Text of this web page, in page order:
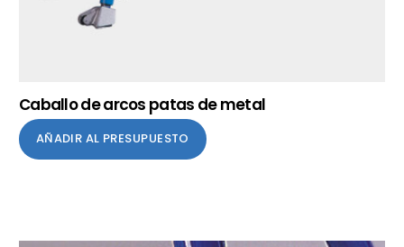
Caballo de arcos patas de metal
AÑADIR AL PRESUPUESTO